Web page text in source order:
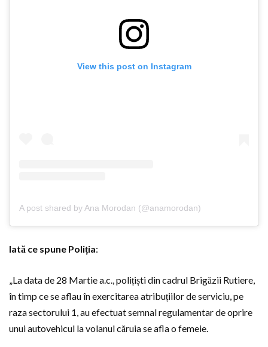
View this post on Instagram
A post shared by Ana Morodan (@anamorodan)
Iată ce spune Poliția:
„La data de 28 Martie a.c., polițiști din cadrul Brigăzii Rutiere,
în timp ce se aflau în exercitarea atribuțiilor de serviciu, pe
raza sectorului 1, au efectuat semnal regulamentar de oprire
unui autovehicul la volanul căruia se afla o femeie.